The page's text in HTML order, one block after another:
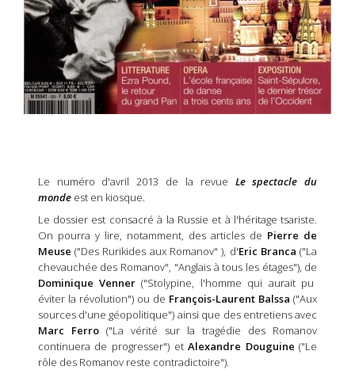
Le numéro d'avril 2013 de la revue Le spectacle du
mondeest en kiosque.
Le dossier est consacré à la Russie et à l'héritage tsariste.
On pourra y lire, notamment, des articles de Pierre de
Meuse("Des Rurikides aux Romanov" ), d'Eric Branca("La
chevauchée des Romanov", "Anglais à tous les étages"), de
Dominique Venner ("Stolypine, l'homme qui aurait pu
éviter la révolution") ou de François-Laurent Balssa("Aux
sources d'une géopolitique") ainsi que des entretiens avec
Marc Ferro("La vérité sur la tragédie des Romanov
continuera de progresser") etAlexandre Douguine ("Le
rôle des Romanov reste contradictoire").